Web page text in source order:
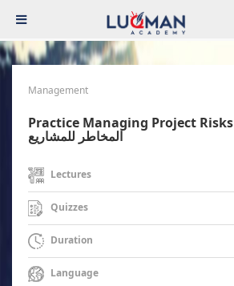
Management
Practice Managing Project Risks تطبيق إدارة
المخاطر للمشاريع
Lectures
Quizzes
Duration
Language